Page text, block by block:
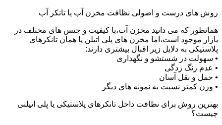
روش های درست و اصولی نظافت مخزن آب یا تانکر آب
همانطور که می دانید مخزن آب،با کیفیت و جنس های مختلف در
بازار موجود است،اما مخزن های پلی اتیلن یا همان تانکرهای
پلاستیکی به دلایل زیر اقبال بیشتری دارند:
• سهولت در شستشو و نگهداری
• عدم زنگ زدگی
• حمل و نقل آسان
• وزن کمتر نسبت به نمونه های دیگر
بهترین روش برای نظافت داخل تانکرهای پلاستیکی یا پلی اتیلنی
چیست؟